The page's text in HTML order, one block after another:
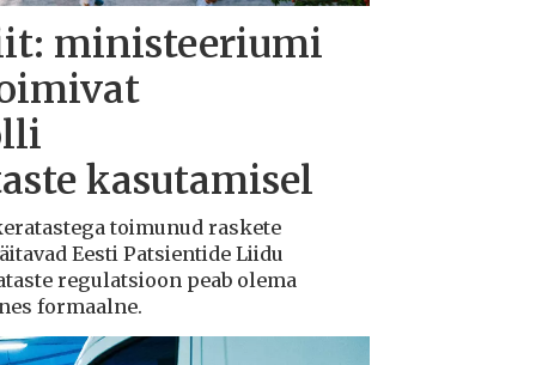
ministeeriumi
kasutamisel
toimunud raskete
Eesti Patsientide Liidu
regulatsioon peab olema
formaalne.